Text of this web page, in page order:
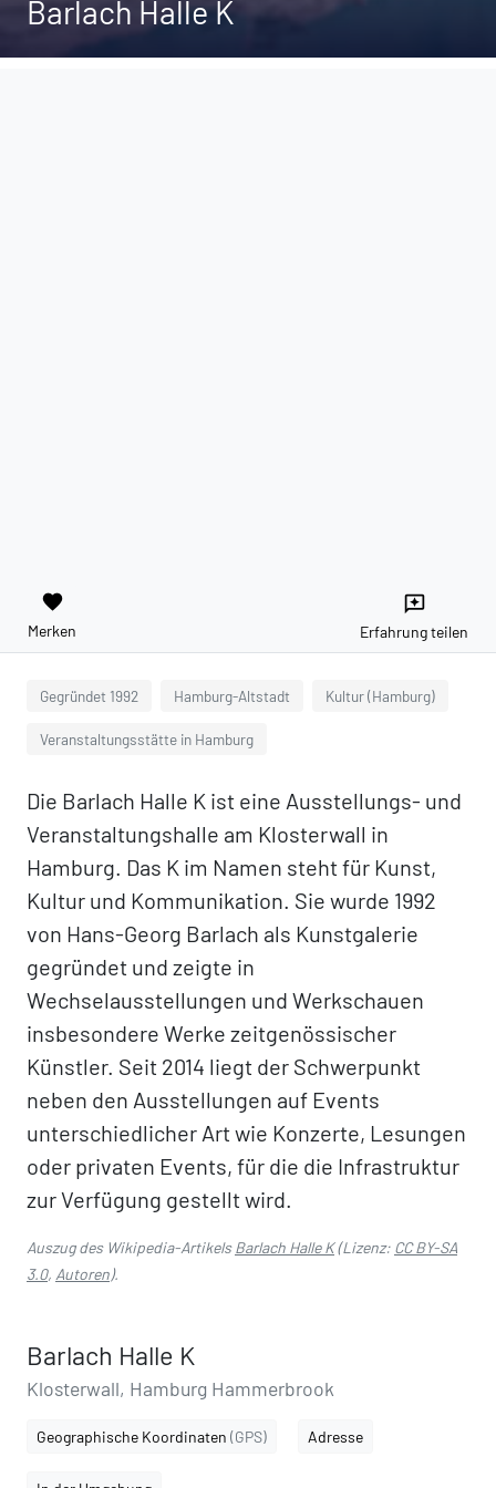
Barlach Halle K
favorite
Merken
reviews
Erfahrung teilen
Gegründet 1992 Hamburg-Altstadt Kultur (Hamburg)
Veranstaltungsstätte in Hamburg
Die Barlach Halle K ist eine Ausstellungs- und
Veranstaltungshalle am Klosterwall in
Hamburg. Das K im Namen steht für Kunst,
Kultur und Kommunikation. Sie wurde 1992
von Hans-Georg Barlach als Kunstgalerie
gegründet und zeigte in
Wechselausstellungen und Werkschauen
insbesondere Werke zeitgenössischer
Künstler. Seit 2014 liegt der Schwerpunkt
neben den Ausstellungen auf Events
unterschiedlicher Art wie Konzerte, Lesungen
oder privaten Events, für die die Infrastruktur
zur Verfügung gestellt wird.
Auszug des Wikipedia-ArtikelsBarlach Halle K(Lizenz: CC BY-SA
3.0, Autoren).
Barlach Halle K
Klosterwall, Hamburg Hammerbrook
Geographische Koordinaten (GPS) Adresse